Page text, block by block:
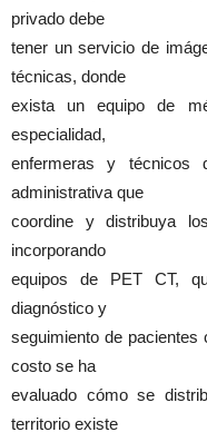
privado debe
tener un servicio de
técnicas, donde
exista un equipo de
especialidad,
enfermeras y
administrativa que
coordine y distribuya
incorporando
equipos de PET CT,
diagnóstico y
seguimiento de pacientes
costo se ha
evaluado cómo se
territorio existe